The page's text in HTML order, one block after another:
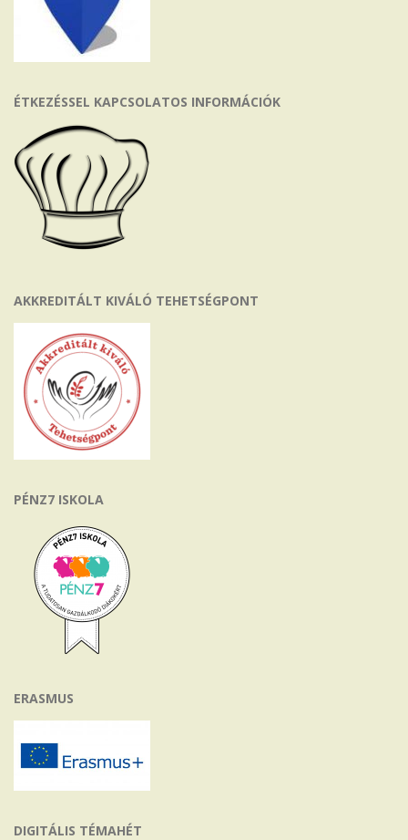
ÉTKEZÉSSEL KAPCSOLATOS INFORMÁCIÓK
AKKREDITÁLT KIVÁLÓ TEHETSÉGPONT
PÉNZ7 ISKOLA
ERASMUS
DIGITÁLIS TÉMAHÉT